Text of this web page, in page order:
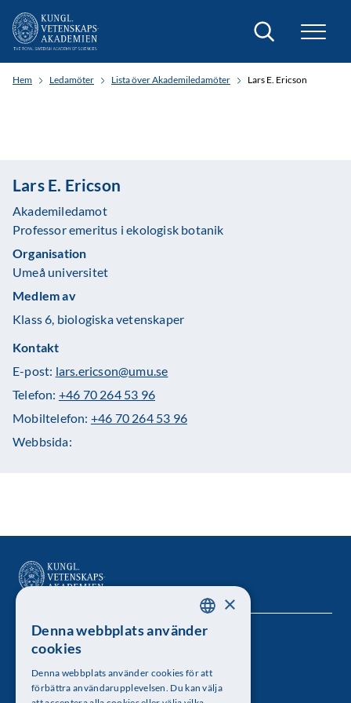
Sök
Hem Ledamöter Lista över Akademiledamöter Lars E. Ericson
Lars E. Ericson
Akademiledamot
Professor emeritus i ekologisk botanik
Organisation
Umeå universitet
Medlem av
Klass 6, biologiska vetenskaper
Kontakt
E-post: lars.ericson@umu.se
Telefon: +46 70 264 53 96
Mobiltelefon: +46 70 264 53 96
Webbsida:
Kungl. Vetenskapsakademien
Besöksadress: Lilla Frescativägen 4A
SWEDISH
×
Denna webbplats använder
cookies
Denna webbplats använder cookies för att
förbättra användarupplevelsen. Du kan välja